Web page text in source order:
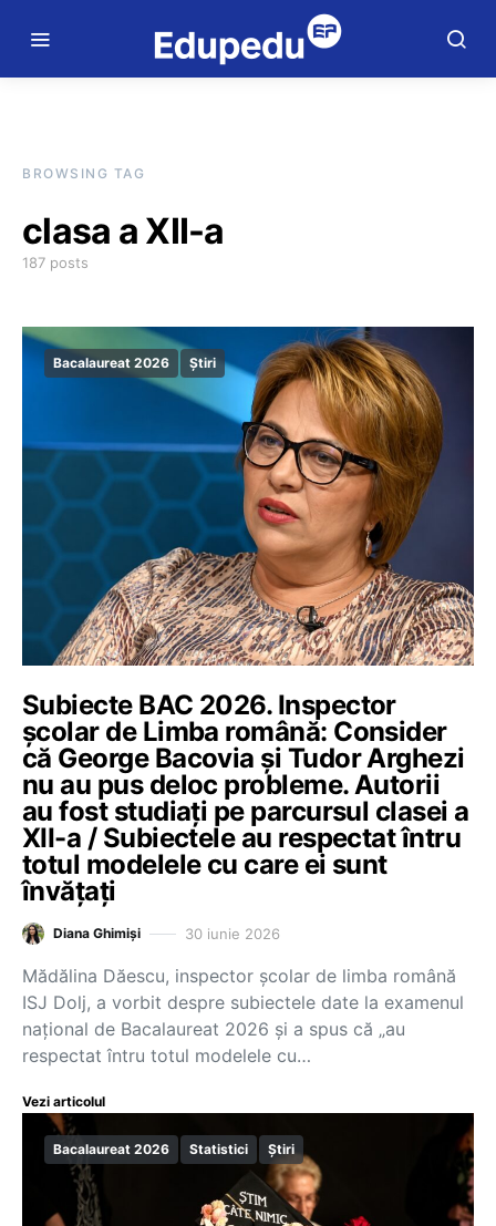
BROWSING TAG
clasa a XII-a
187 posts
Bacalaureat 2026 Știri
Subiecte BAC 2026. Inspector
școlar de Limba română: Consider
că George Bacovia și Tudor Arghezi
nu au pus deloc probleme. Autorii
au fost studiați pe parcursul clasei a
XII-a / Subiectele au respectat întru
totul modelele cu care ei sunt
învățați
Diana Ghimiși 30 iunie 2026
Mădălina Dăescu, inspector școlar de limba română
ISJ Dolj, a vorbit despre subiectele date la examenul
național de Bacalaureat 2026 și a spus că „au
respectat întru totul modelele cu…
Vezi articolul
Bacalaureat 2026 Statistici Știri